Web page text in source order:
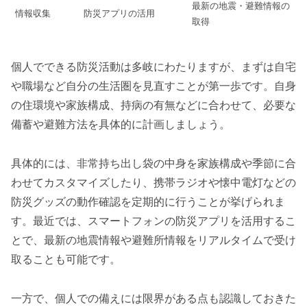
情報収集 防災アプリの活用
最新の地震・避難情報の
取得
個人でできる防災活動は多岐にわたりますが、まずは自宅
や職場など自分の生活圏を見直すことが第一歩です。自身
の住環境や家族構成、持病の有無などに合わせて、必要な
備蓄や避難方法を具体的に計画しましょう。
具体的には、非常持ち出し袋の中身を家族構成や季節に合
わせてカスタマイズしたり、携帯ラジオや懐中電灯などの
防災グッズの動作確認を定期的に行うことが挙げられま
す。最近では、スマートフォンの防災アプリを活用するこ
とで、最新の地震情報や避難所情報をリアルタイムで受け
取ることも可能です。
一方で、個人での備えには限界がある点も認識しておきた